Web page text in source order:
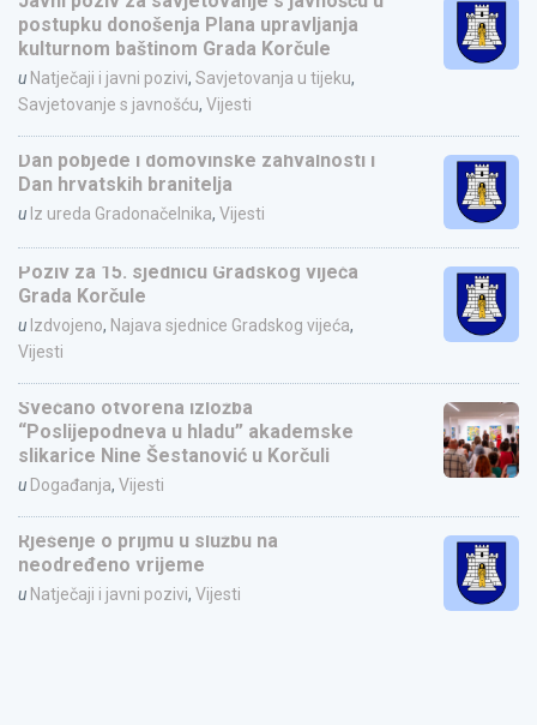
postupku donošenja Plana upravljanja
kulturnom baštinom Grada Korčule
u Natječaji i javni pozivi, Savjetovanja u tijeku,
Savjetovanje s javnošću, Vijesti
Dan pobjede i domovinske zahvalnosti i
Dan hrvatskih branitelja
u Iz ureda Gradonačelnika, Vijesti
Poziv za 15. sjednicu Gradskog vijeća
Grada Korčule
u Izdvojeno, Najava sjednice Gradskog vijeća,
Vijesti
Svečano otvorena izložba
“Poslijepodneva u hladu” akademske
slikarice Nine Šestanović u Korčuli
u Događanja, Vijesti
Rješenje o prijmu u službu na
neodređeno vrijeme
u Natječaji i javni pozivi, Vijesti